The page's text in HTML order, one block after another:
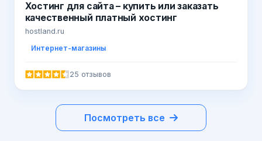
Хостинг для сайта – купить или заказать
качественный платный хостинг
hostland.ru
Интернет-магазины
25 отзывов
Посмотреть все